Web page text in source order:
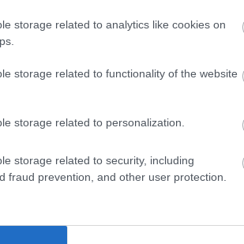
storage related to analytics like cookies on
storage related to functionality of the website
storage related to personalization.
storage related to security, including
fraud prevention, and other user protection.
svojho víťaza. Kto